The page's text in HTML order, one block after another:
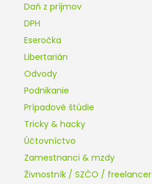
Daň z príjmov
DPH
Eseročka
Libertarián
Odvody
Podnikanie
Prípadové štúdie
Tricky & hacky
Účtovníctvo
Zamestnanci & mzdy
Živnostník / SZČO / freelancer